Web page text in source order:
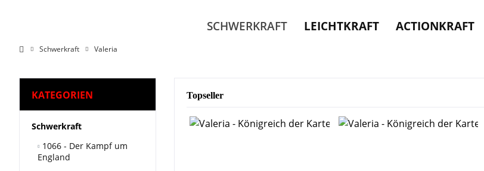
SCHWERKRAFT LEICHTKRAFT ACTIONKRAFT
Schwerkraft Valeria
KATEGORIEN
Schwerkraft
1066 - Der Kampf um
England
Topseller